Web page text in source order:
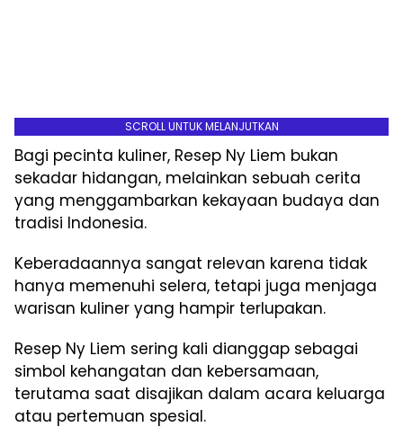
SCROLL UNTUK MELANJUTKAN
Bagi pecinta kuliner, Resep Ny Liem bukan
sekadar hidangan, melainkan sebuah cerita
yang menggambarkan kekayaan budaya dan
tradisi Indonesia.
Keberadaannya sangat relevan karena tidak
hanya memenuhi selera, tetapi juga menjaga
warisan kuliner yang hampir terlupakan.
Resep Ny Liem sering kali dianggap sebagai
simbol kehangatan dan kebersamaan,
terutama saat disajikan dalam acara keluarga
atau pertemuan spesial.